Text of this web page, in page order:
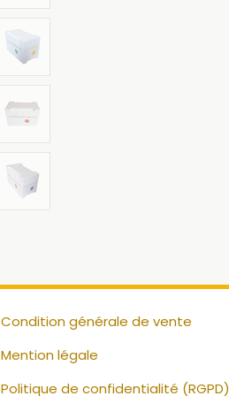
Condition générale de vente
Mention légale
Politique de confidentialité (RGPD)